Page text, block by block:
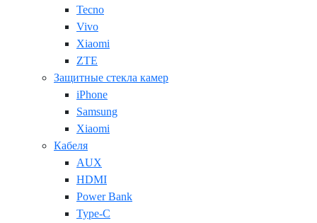
Tecno
Vivo
Xiaomi
ZTE
Защитные стекла камер
iPhone
Samsung
Xiaomi
Кабеля
AUX
HDMI
Power Bank
Type-C